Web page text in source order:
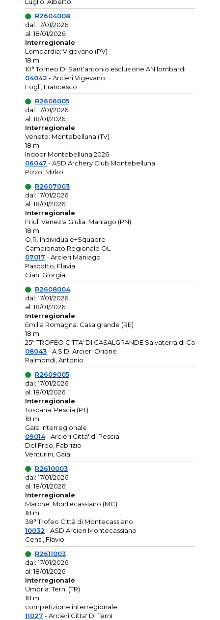
R2604008
dal: 17/01/2026
al: 18/01/2026
Interregionale
Lombardia: Vigevano (PV)
18 m
10° Torneo Di Sant'antonio esclusione AN lombardi
04042 - Arcieri Vigevano
Fogli, Francesco
R2606005
dal: 17/01/2026
al: 18/01/2026
Interregionale
Veneto: Montebelluna (TV)
18 m
Indoor Montebelluna 2026
06047 - ASD Archery Club Montebelluna
Pizzo, Mirko
R2607003
dal: 17/01/2026
al: 18/01/2026
Interregionale
Friuli Venezia Giulia: Maniago (PN)
18 m
O.R. Individuale+Squadre
Campionato Regionale OL
07017 - Arcieri Maniago
Pascotto, Flavia
Cian, Giorgia
R2608004
dal: 17/01/2026
al: 18/01/2026
Interregionale
Emilia Romagna: Casalgrande (RE)
18 m
25° TROFEO CITTA' DI CASALGRANDE Salvaterra di Ca
08043- A.S.D. Arcieri Orione
Raimondi, Antonio
R2609005
dal: 17/01/2026
al: 18/01/2026
Interregionale
Toscana: Pescia (PT)
18 m
Gara Interregionale
09014- Arcieri Citta' di Pescia
Del Freo, Fabrizio
Venturini, Gaia
R2610003
dal: 17/01/2026
al: 18/01/2026
Interregionale
Marche: Montecassiano (MC)
18 m
38° Trofeo Città di Montecassiano
10032 - ASD Arcieri Montecassiano
Censi, Flavio
R2611003
dal: 17/01/2026
al: 18/01/2026
Interregionale
Umbria: Terni (TR)
18 m
competizione interregionale
11027 - Arcieri Citta' Di Terni